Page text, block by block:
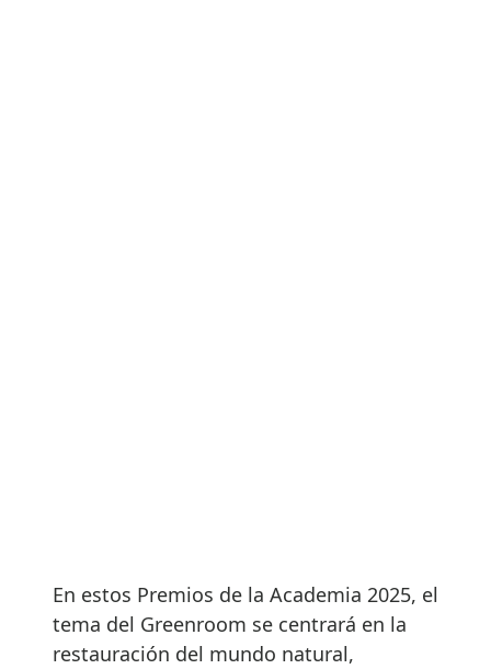
En estos Premios de la Academia 2025, el
tema del Greenroom se centrará en la
restauración del mundo natural,